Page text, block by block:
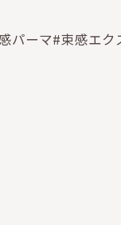
パーマ#束感エ